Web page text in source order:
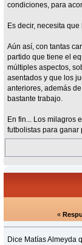
condiciones, para
Es decir, necesita
Aún así, con tantas
partido que tiene el
múltiples aspectos,
asentados y que los
anteriores, además
bastante trabajo.
En fin... Los milagros
futbolistas para ganar
«
Dice Matías Almeyda